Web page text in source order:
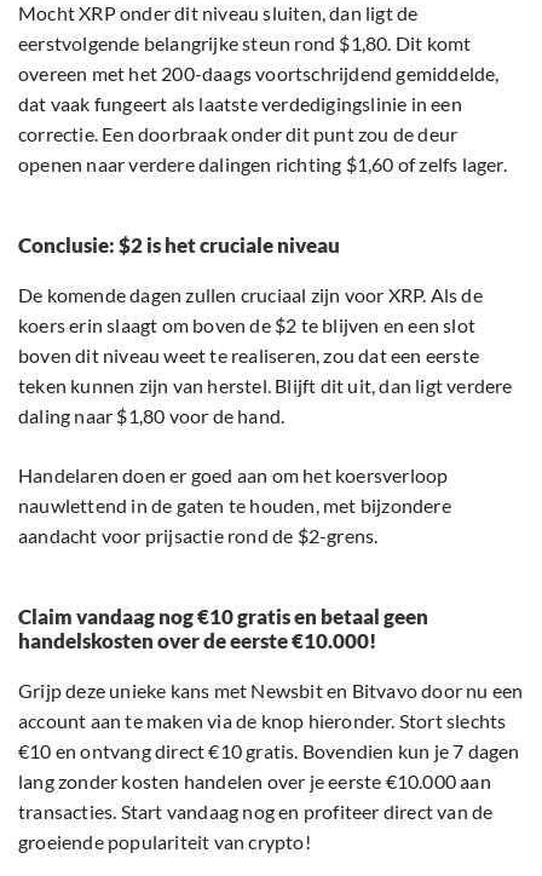
Mocht XRP onder dit niveau sluiten, dan ligt de
eerstvolgende belangrijke steun rond $1,80. Dit komt
overeen met het 200-daags voortschrijdend gemiddelde,
dat vaak fungeert als laatste verdedigingslinie in een
correctie. Een doorbraak onder dit punt zou de deur
openen naar verdere dalingen richting $1,60 of zelfs lager.
Conclusie: $2 is het cruciale niveau
De komende dagen zullen cruciaal zijn voor XRP. Als de
koers erin slaagt om boven de $2 te blijven en een slot
boven dit niveau weet te realiseren, zou dat een eerste
teken kunnen zijn van herstel. Blijft dit uit, dan ligt verdere
daling naar $1,80 voor de hand.
Handelaren doen er goed aan om het koersverloop
nauwlettend in de gaten te houden, met bijzondere
aandacht voor prijsactie rond de $2-grens.
Claim vandaag nog €10 gratis en betaal geen
handelskosten over de eerste €10.000!
Grijp deze unieke kans met Newsbit en Bitvavo door nu een
account aan te maken via de knop hieronder. Stort slechts
€10 en ontvang direct €10 gratis. Bovendien kun je 7 dagen
lang zonder kosten handelen over je eerste €10.000 aan
transacties. Start vandaag nog en profiteer direct van de
groeiende populariteit van crypto!